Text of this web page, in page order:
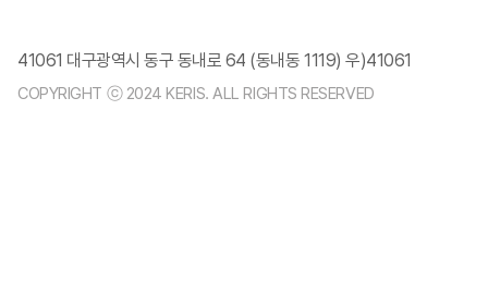
41061 대구광역시 동구 동내로 64 (동내동 1119) 우)41061
COPYRIGHT ⓒ 2024 KERIS. ALL RIGHTS RESERVED